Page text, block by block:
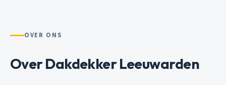
OVER ONS
Over Dakdekker Leeuwarden